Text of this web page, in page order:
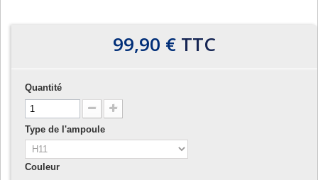
99,90 € TTC
Quantité
Type de l'ampoule
Couleur